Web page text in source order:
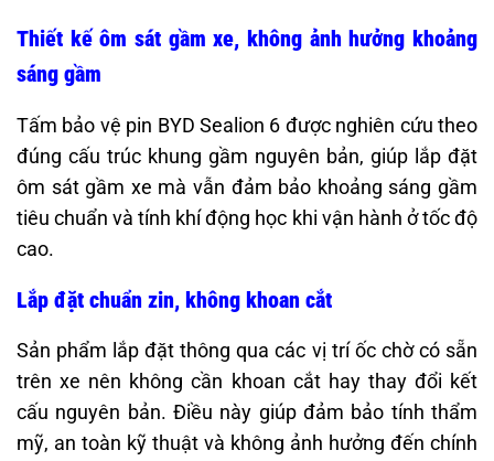
Thiết kế ôm sát gầm xe, không ảnh hưởng khoảng
sáng gầm
Tấm bảo vệ pin BYD Sealion 6 được nghiên cứu theo
đúng cấu trúc khung gầm nguyên bản, giúp lắp đặt
ôm sát gầm xe mà vẫn đảm bảo khoảng sáng gầm
tiêu chuẩn và tính khí động học khi vận hành ở tốc độ
cao.
Lắp đặt chuẩn zin, không khoan cắt
Sản phẩm lắp đặt thông qua các vị trí ốc chờ có sẵn
trên xe nên không cần khoan cắt hay thay đổi kết
cấu nguyên bản. Điều này giúp đảm bảo tính thẩm
mỹ, an toàn kỹ thuật và không ảnh hưởng đến chính